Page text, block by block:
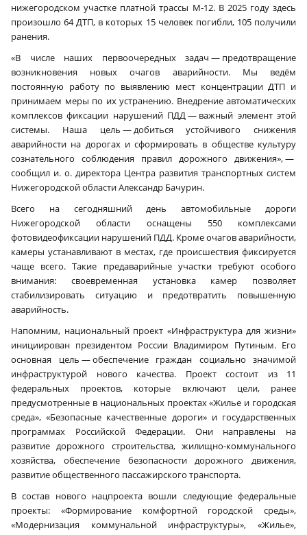
нижегородском участке платной трассы М‑12. В 2025 году здесь
произошло 64 ДТП, в которых 15 человек погибли, 105 получили
ранения.
«В числе наших первоочередных задач — предотвращение
возникновения новых очагов аварийности. Мы ведём
постоянную работу по выявлению мест концентрации ДТП и
принимаем меры по их устранению. Внедрение автоматических
комплексов фиксации нарушений ПДД — важный элемент этой
системы. Наша цель — добиться устойчивого снижения
аварийности на дорогах и сформировать в обществе культуру
сознательного соблюдения правил дорожного движения», —
сообщил и. о. директора Центра развития транспортных систем
Нижегородской области Александр Бачурин.
Всего на сегодняшний день автомобильные дороги
Нижегородской области оснащены 550 комплексами
фотовидеофиксации нарушений ПДД. Кроме очагов аварийности,
камеры устанавливают в местах, где происшествия фиксируется
чаще всего. Такие предаварийные участки требуют особого
внимания: своевременная установка камер позволяет
стабилизировать ситуацию и предотвратить повышенную
аварийность.
Напомним, национальный проект «Инфраструктура для жизни»
инициирован президентом России Владимиром Путиным. Его
основная цель — обеспечение граждан социально значимой
инфраструктурой нового качества. Проект состоит из 11
федеральных проектов, которые включают цели, ранее
предусмотренные в национальных проектах «Жилье и городская
среда», «Безопасные качественные дороги» и государственных
программах Российской Федерации. Они направлены на
развитие дорожного строительства, жилищно-коммунального
хозяйства, обеспечение безопасности дорожного движения,
развитие общественного пассажирского транспорта.
В состав нового нацпроекта вошли следующие федеральные
проекты: «Формирование комфортной городской среды»,
«Модернизация коммунальной инфраструктуры», «Жилье»,